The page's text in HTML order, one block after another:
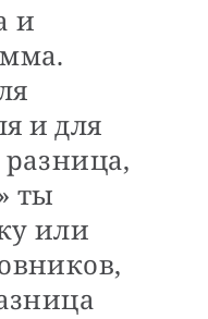
и
и для
ты
или